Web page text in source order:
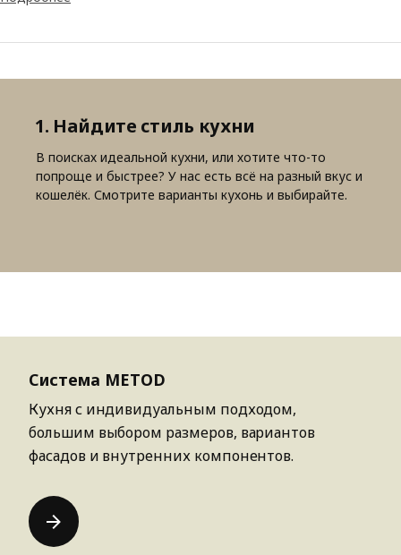
1. Найдите стиль кухни
В поисках идеальной кухни, или хотите что-то
попроще и быстрее? У нас есть всё на разный вкус и
кошелёк. Смотрите варианты кухонь и выбирайте.
Система METOD
Кухня с индивидуальным подходом,
большим выбором размеров, вариантов
фасадов и внутренних компонентов.